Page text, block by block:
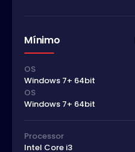
Mínimo
OS
Windows 7+ 64bit
OS
Windows 7+ 64bit
Processor
Intel Core i3